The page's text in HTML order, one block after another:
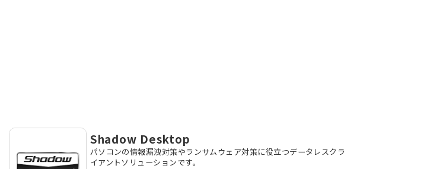
Shadow Desktop
パソコンの情報漏洩対策やランサムウェア対策に役立つデータレスクラ
イアントソリューションです。